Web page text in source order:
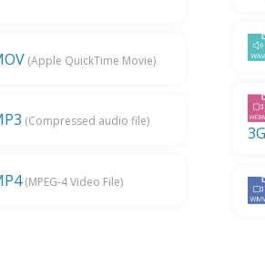
(Apple QuickTime Movie)
(Compressed audio file)
(MPEG-4 Video File)